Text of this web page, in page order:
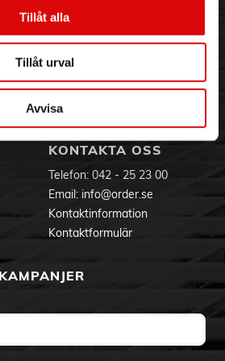
Tillåt alla
Tillåt urval
Avvisa
Service & Support
Godsefterlysning & Felleverans
Integritetspolicy
Om cookies
KONTAKTA OSS
Telefon: 042 - 25 23 00
Email: info@order.se
Kontaktinformation
Kontaktformulär